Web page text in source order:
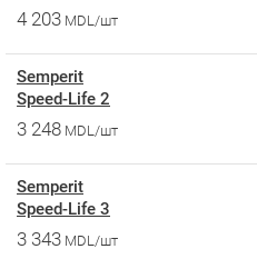
4 203 MDL/шт
Semperit
Speed-Life 2
3 248 MDL/шт
Semperit
Speed-Life 3
3 343 MDL/шт